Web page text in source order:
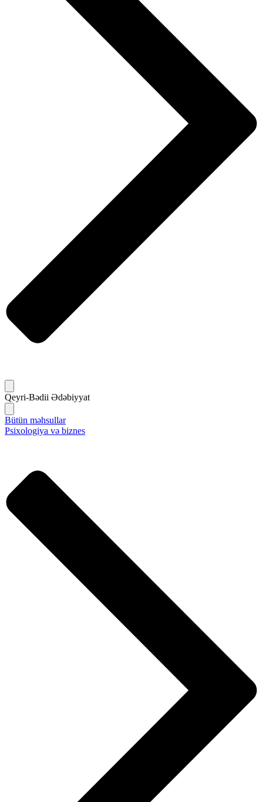
Qeyri-Bədii Ədəbiyyat
Bütün məhsullar
Psixologiya və biznes